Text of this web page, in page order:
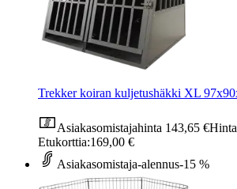
Trekker koiran kuljetushäkki XL
Asiakasomistajahinta 143,65 €
Etukorttia:169,00 €
Asiakasomistaja-alennus-15 %